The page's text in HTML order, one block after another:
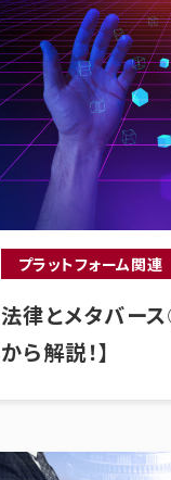
プラットフォーム関連
法律とメタバー
から解説！】